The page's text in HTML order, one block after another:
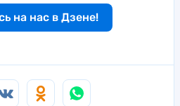
на нас в Дзене!